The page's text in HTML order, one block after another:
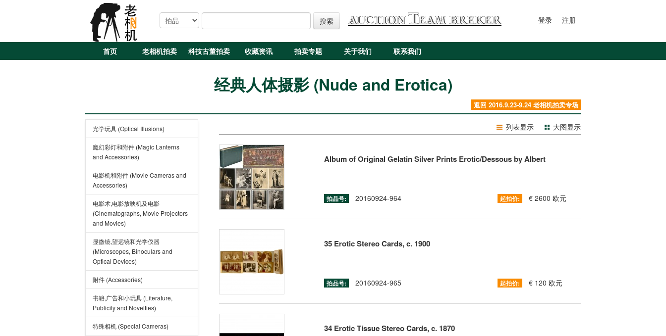
搜索 登录 注册
首页 老相机拍卖 科技古董拍卖 收藏资讯 拍卖专题 关于我们 联系我们
经典人体摄影 (Nude and Erotica)
返回 2016.9.23-9.24 老相机拍卖专场
光学玩具 (Optical Illusions)
魔幻彩灯和附件 (Magic Lanterns
and Accessories)
电影机和附件 (Movie Cameras and
Accessories)
电影术,电影放映机及电影
(Cinematographs, Movie Projectors
and Movies)
显微镜,望远镜和光学仪器
(Microscopes, Binoculars and
Optical Devices)
附件 (Accessories)
书籍,广告和小玩具 (Literature,
Publicity and Novelties)
特殊相机 (Special Cameras)
列表显示 大图显示
Album of Original Gelatin Silver Prints Erotic/Dessous by Albert
拍品号: 20160924-964 起拍价: € 2600 欧元
35 Erotic Stereo Cards, c. 1900
拍品号: 20160924-965 起拍价: € 120 欧元
34 Erotic Tissue Stereo Cards, c. 1870